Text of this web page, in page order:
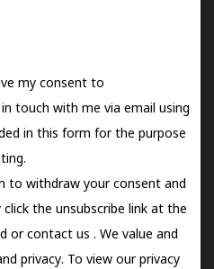
my consent to
touch with me via email using
in this form for the purpose
to withdraw your consent and
the unsubscribe link at the
orcontact us . We value and
privacy. To view our privacy